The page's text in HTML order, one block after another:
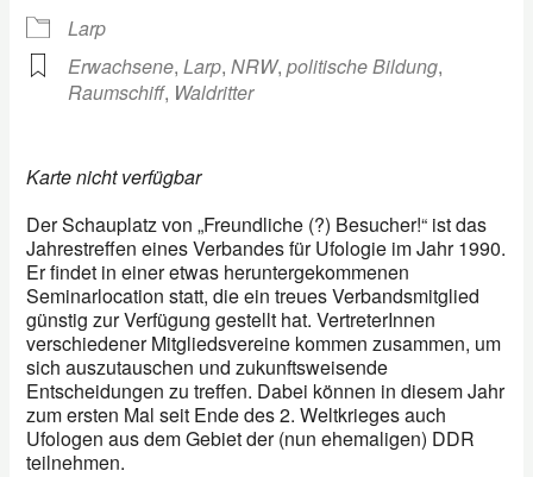
Larp
Erwachsene,Larp,NRW,politische Bildung,
Raumschiff, Waldritter
Karte nicht verfügbar
Der Schauplatz von „Freundliche (?) Besucher!“ ist das
Jahrestreffen eines Verbandes für Ufologie im Jahr 1990.
Er findet in einer etwas heruntergekommenen
Seminarlocation statt, die ein treues Verbandsmitglied
günstig zur Verfügung gestellt hat. VertreterInnen
verschiedener Mitgliedsvereine kommen zusammen, um
sich auszutauschen und zukunftsweisende
Entscheidungen zu treffen. Dabei können in diesem Jahr
zum ersten Mal seit Ende des 2. Weltkrieges auch
Ufologen aus dem Gebiet der (nun ehemaligen) DDR
teilnehmen.